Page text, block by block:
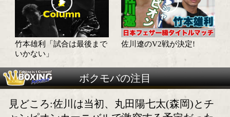
東京ネットラジオ今月のゲ
ストは佐川遼!
日本王者佐川遼に
は期待のサウスポ
利!